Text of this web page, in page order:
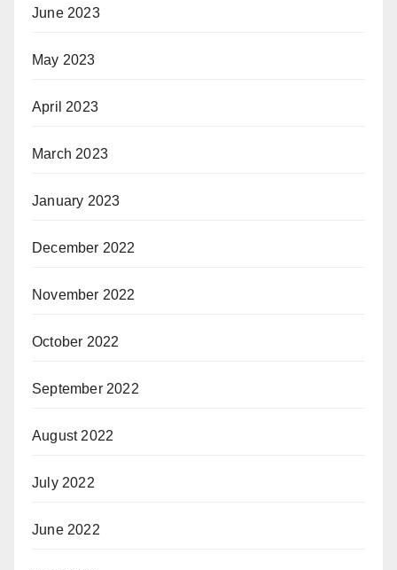
June 2023
May 2023
April 2023
March 2023
January 2023
December 2022
November 2022
October 2022
September 2022
August 2022
July 2022
June 2022